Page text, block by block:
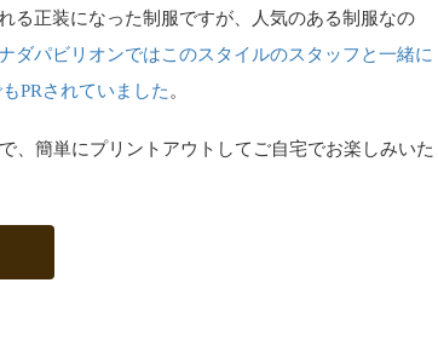
る正装になった制服ですが、人気のある制服なの
ダパビリオンではこのスタイルのスタッフと一緒に
PRされていました 。
、簡単にプリントアウトしてご自宅でお楽しみいた